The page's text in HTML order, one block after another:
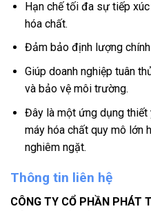
Hạn chế tối đa sự tiếp
hóa chất.
Đảm bảo định lượng
Giúp doanh nghiệp tuân
và bảo vệ môi trường.
Đây là một ứng dụng thiết
máy hóa chất quy mô lớn
nghiêm ngặt.
Thông tin liên hệ
CÔNG TY CỔ PHẦN PHÁT